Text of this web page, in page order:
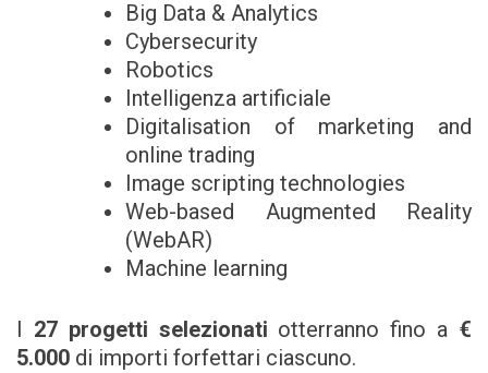
Big Data & Analytics
Cybersecurity
Robotics
Intelligenza artificiale
Digitalisation of marketing and
online trading
Image scripting technologies
Web-based Augmented Reality
(WebAR)
Machine learning
I 27 progetti selezionati otterranno fino a €
5.000 di importi forfettari ciascuno.